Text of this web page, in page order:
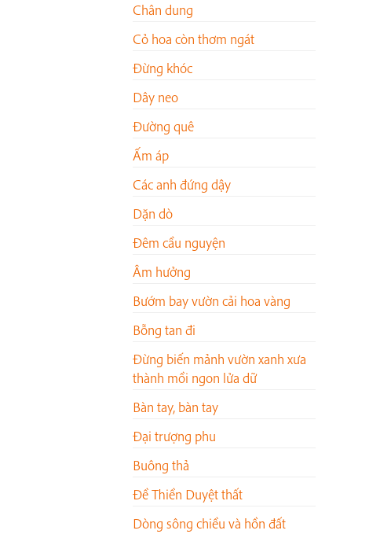
Chân dung
Cỏ hoa còn thơm ngát
Đừng khóc
Dây neo
Đường quê
Ấm áp
Các anh đứng dậy
Dặn dò
Đêm cầu nguyện
Âm hưởng
Bướm bay vườn cải hoa vàng
Bỗng tan đi
Đừng biến mảnh vườn xanh xưa
thành mồi ngon lửa dữ
Bàn tay, bàn tay
Đại trượng phu
Buông thả
Đề Thiền Duyệt thất
Dòng sông chiều và hồn đất